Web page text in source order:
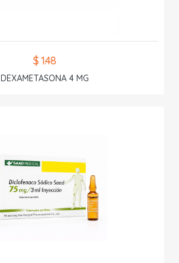
$ 1.48
DEXAMETASONA 4 MG